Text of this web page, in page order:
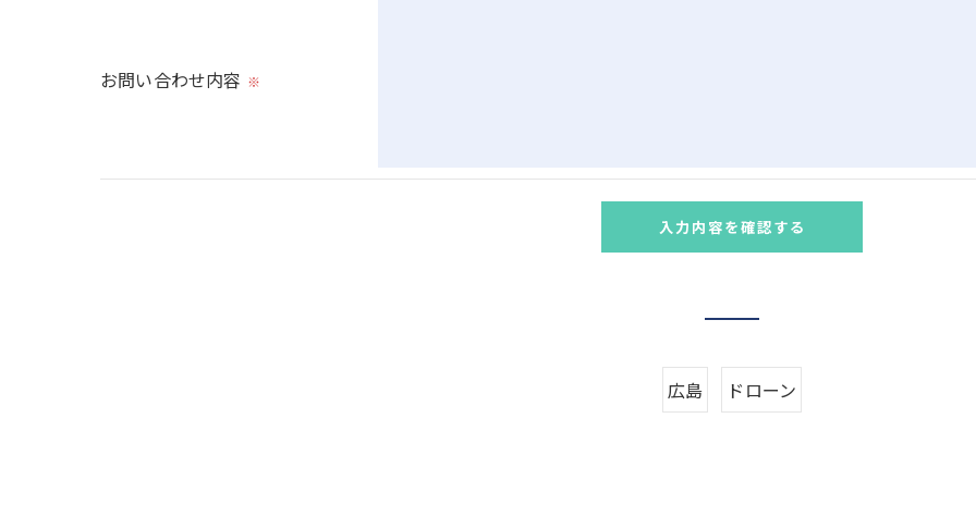
必要な情報を頂けない場合は、それに対応した当社のサービスをご提供できない場合がございますので予め
当社では、お客様の個人情報の開示･訂正･削除・利用停止の手続を定めさせて頂いております。
お問い合わせ内容 ※
広島 ドローン